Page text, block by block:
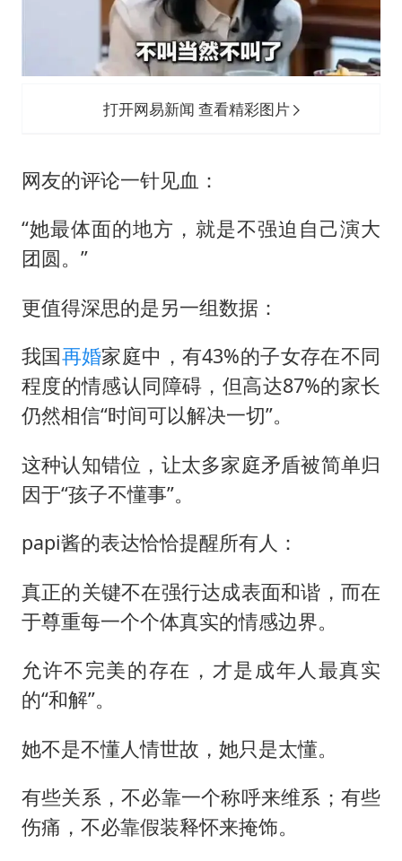
打开网易新闻 查看精彩图片
网友的评论一针见血：
“她最体面的地方，就是不强迫自己演大
团圆。”
更值得深思的是另一组数据：
我国再婚家庭中，有43%的子女存在不同
程度的情感认同障碍，但高达87%的家长
仍然相信“时间可以解决一切”。
这种认知错位，让太多家庭矛盾被简单归
因于“孩子不懂事”。
papi酱的表达恰恰提醒所有人：
真正的关键不在强行达成表面和谐，而在
于尊重每一个个体真实的情感边界。
允许不完美的存在，才是成年人最真实
的“和解”。
她不是不懂人情世故，她只是太懂。
有些关系，不必靠一个称呼来维系；有些
伤痛，不必靠假装释怀来掩饰。